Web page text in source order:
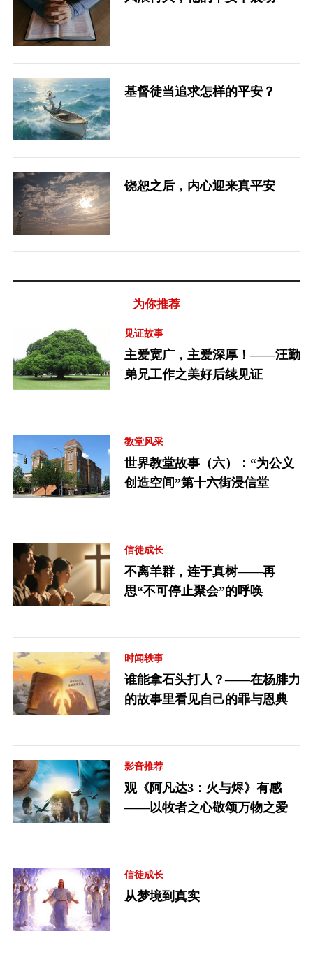
基督徒当追求怎样的平安？
饶恕之后，内心迎来真平安
为你推荐
见证故事
主爱宽广，主爱深厚！——汪勤
弟兄工作之美好后续见证
教堂风采
世界教堂故事（六）：“为公义
创造空间”第十六街浸信堂
信徒成长
不离羊群，连于真树——再
思“不可停止聚会”的呼唤
时闻轶事
谁能拿石头打人？——在杨腓力
的故事里看见自己的罪与恩典
影音推荐
观《阿凡达3：火与烬》有感
——以牧者之心敬颂万物之爱
信徒成长
从梦境到真实